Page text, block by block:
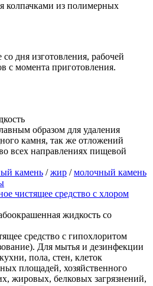
колпачками из полимерных
со дня изготовления, рабочей
с момента приготовления.
образом для удаления
камня, так же отложений
всех направлениях пищевой
камень /жир /молочный камень
чистящее средство с хлором
жидкость со
средство с гипохлоритом
Для мытья и дезинфекции
пола, стен, клеток
площадей, хозяйственного
жировых, белковых загрязнений,